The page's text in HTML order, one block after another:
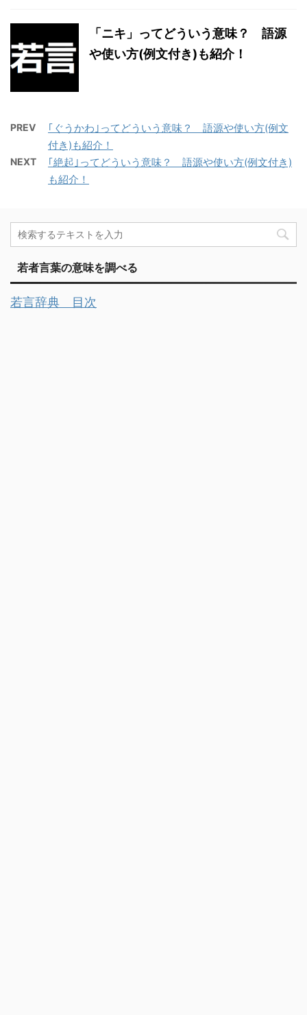
「ニキ」ってどういう意味？ 語源
や使い方(例文付き)も紹介！
PREV
｢ぐうかわ｣ってどういう意味？ 語源や使い方(例文
付き)も紹介！
NEXT
｢絶起｣ってどういう意味？ 語源や使い方(例文付き)
も紹介！
若者言葉の意味を調べる
若言辞典 目次